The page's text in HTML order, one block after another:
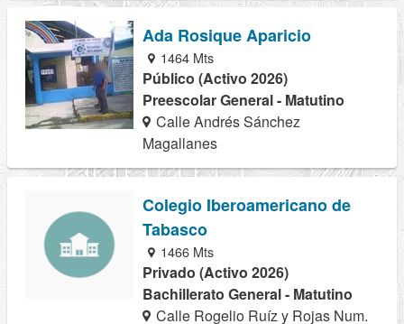
Ada Rosique Aparicio
1464 Mts
Público (Activo 2026)
Preescolar General - Matutino
Calle Andrés Sánchez
Magallanes
Colegio Iberoamericano de
Tabasco
1466 Mts
Privado (Activo 2026)
Bachillerato General - Matutino
Calle Rogelio Ruíz y Rojas Num.